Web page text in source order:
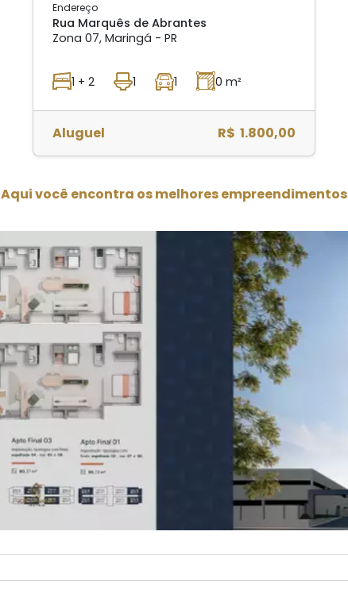
Endereço
Rua Marquês de Abrantes
Zona 07, Maringá - PR
1 + 2 1 1 0 m²
Aluguel R$ 1.800,00
Aqui você encontra os melhores empreendimentos